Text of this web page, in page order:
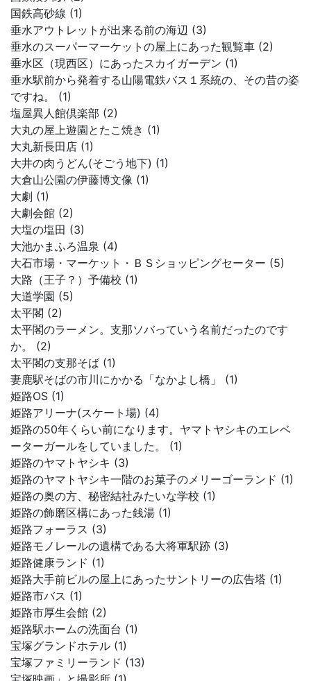
国鉄高砂線 (1)
垂水アウトレットが出来る前の海辺 (3)
垂水のスーパーマーケットの屋上にあった観覧車 (2)
垂水区（現西区）にあったスカイガーデン (1)
垂水駅前から発着する山陽電鉄バス１系統の、その昔の姿
ですね。 (1)
塩屋異人館倶楽部 (2)
大丸の屋上遊園とたこ焼き (1)
大丸新長田店 (1)
大井の肉うどん(そごう地下) (1)
大倉山公園の伊藤博文像 (1)
大劇 (1)
大劇会館 (2)
大塩の塩田 (3)
大池かまふろ温泉 (4)
大石市場・マーケット・ＢＳショッピングセーター (5)
大路（王子？）予備校 (1)
大道学園 (5)
太平閣 (2)
太平閣のラーメン。支那ソバっていう名前だったのです
か。 (2)
太平閣の支那そば (1)
妻鹿駅そばの市川にかかる「なかよし橋」 (1)
姫路OS (1)
姫路アリーナ(スケート場) (4)
姫路の50年くらい前になります。ヤマトヤシキのエレベ
ーターガールをしていました。 (1)
姫路のヤマトヤシキ (3)
姫路のヤマトヤシキ一階のお菓子のメリーゴーランド (1)
姫路の奥の方、秘密結社みたいな学校 (1)
姫路の飾磨区構にあった銭湯 (1)
姫路フォーラス (3)
姫路モノレールの遺構である大将軍駅跡 (3)
姫路健康ランド (1)
姫路大手前ビルの屋上にあったサントリーの広告塔 (1)
姫路市バス (1)
姫路市厚生会館 (2)
姫路駅ホームの洗面台 (1)
宝塚グランドホテル (1)
宝塚ファミリーランド (13)